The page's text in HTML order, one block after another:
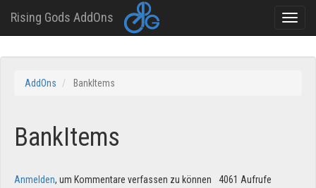
Rising Gods AddOns
Toggle
AddOns BankItems
BankItems
Anmelden, um Kommentare verfassen zu können
4061 Aufrufe